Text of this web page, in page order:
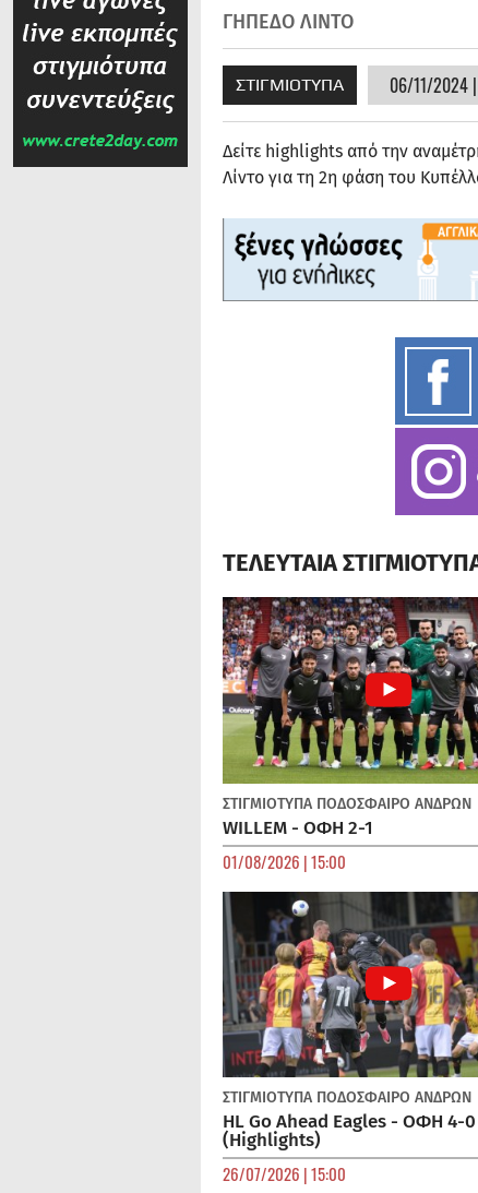
ΓΗΠΕΔΟ ΛΙΝΤΟ
ΣΤΙΓΜΙΟΤΥΠΑ 06/11/2024
Δείτε highlights από την
Λίντο για τη 2η φάση του
ΤΕΛΕΥΤΑΙΑ
ΣΤΙΓΜΙΟΤΥΠΑ ΠΟΔΌΣΦΑΙΡΟ ΑΝΔΡΏΝ
WILLEM - ΟΦΗ 2-1
01/08/2026 | 15:00
ΣΤΙΓΜΙΟΤΥΠΑ ΠΟΔΌΣΦΑΙΡΟ ΑΝΔΡΏΝ
HL Go Ahead Eagles - ΟΦΗ 4-0
(Highlights)
26/07/2026 | 15:00